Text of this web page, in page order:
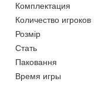
Комплектация
Количество игроков
Розмір
Стать
Паковання
Время игры